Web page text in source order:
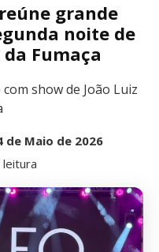
grande
noite de
Fumaça
show de João Luiz
de Maio de 2026